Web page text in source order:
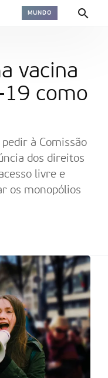
MUNDO
vacina
19 como
à Comissão
dos direitos
livre e
os monopólios